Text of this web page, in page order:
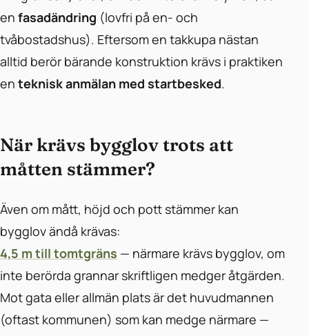
en fasadändring (lovfri på en- och
tvåbostadshus). Eftersom en takkupa nästan
alltid berör bärande konstruktion krävs i praktiken
en teknisk anmälan med startbesked.
När krävs bygglov trots att
måtten stämmer?
Även om mått, höjd och pott stämmer kan
bygglov ändå krävas:
4,5 m till tomtgräns — närmare krävs bygglov, om
inte berörda grannar skriftligen medger åtgärden.
Mot gata eller allmän plats är det huvudmannen
(oftast kommunen) som kan medge närmare —